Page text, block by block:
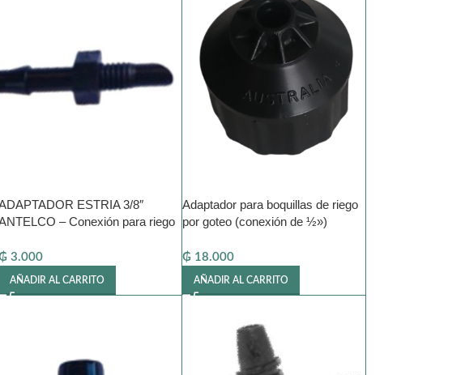
ESTRIA 3/8″
– Conexión para riego
3.000
AÑADIR AL CARRITO
Adaptador para boquillas de riego
por goteo (conexión de ½»)
₲18.000
AÑADIR AL CARRITO